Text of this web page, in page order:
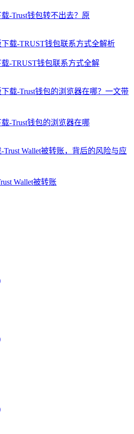
-Trust钱包转不出去？原
-TRUST钱包联系方式全解
-Trust钱包的浏览器在哪
Wallet被转账